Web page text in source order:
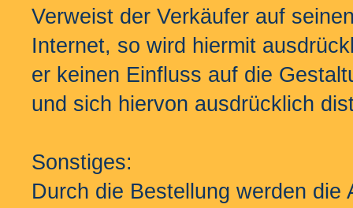
Verweist der Verkäufer auf
Internet, so wird hiermit
er keinen Einfluss auf die
und sich hiervon ausdrücklich
Sonstiges:
Durch die Bestellung werden die